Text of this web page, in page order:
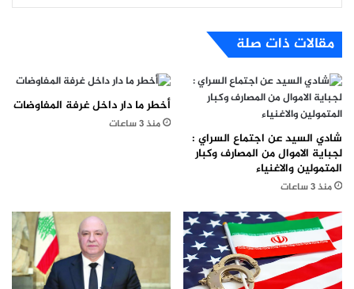
مقالات ذات صلة
شادي السيد عن اجتماع السراي :
لجباية الاموال من المصارف وكبار
المتمولين والاغنياء
منذ 3 ساعات
أخطر ما دار داخل غرفة المفاوضات
منذ 3 ساعات